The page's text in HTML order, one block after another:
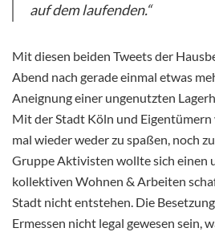
auf dem laufenden.“
Mit diesen beiden Tweets der
Abend nach gerade einmal etwas
Aneignung einer ungenutzten
Mit der Stadt Köln und
mal wieder weder zu spaßen, noch
Gruppe Aktivisten wollte sich einen
kollektiven Wohnen & Arbeiten
Stadt nicht entstehen. Die
Ermessen nicht legal gewesen sein,